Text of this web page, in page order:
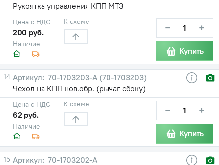
Рукоятка управления КПП МТЗ
Наличие
Цена с НДС
200 руб.
К схеме − +
Купить
14
70-1703203-А (70-1703203)
Чехол на КПП нов.обр. (рычаг сбоку)
Наличие
Цена с НДС
62 руб.
К схеме − +
Купить
15
70-1703202-А